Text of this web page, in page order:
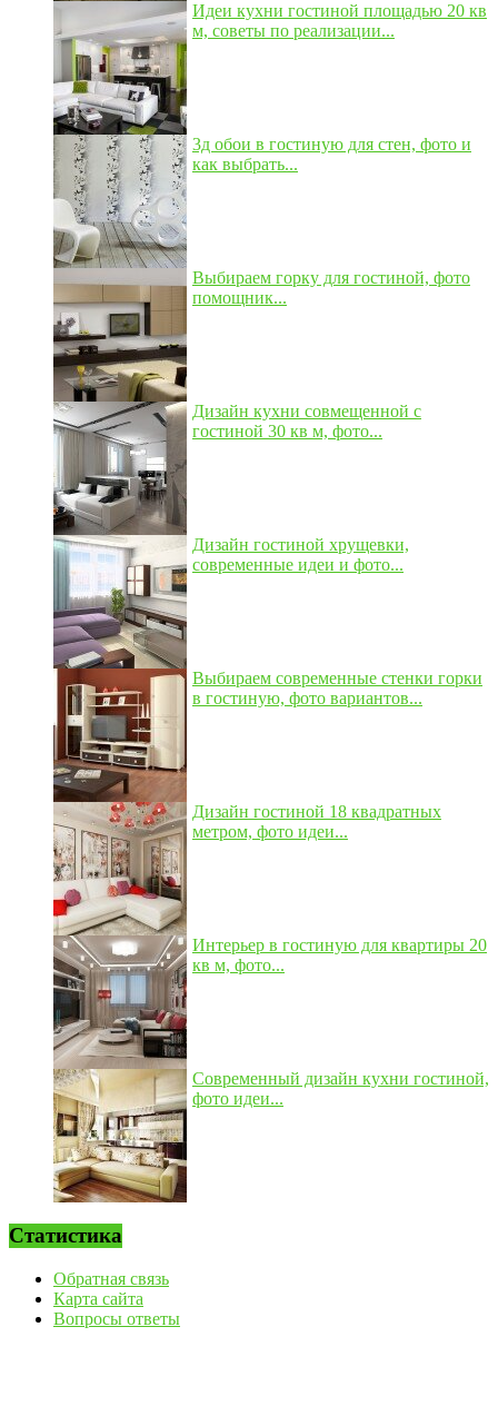
Идеи кухни гостиной площадью 20 кв
м, советы по реализации...
3д обои в гостиную для стен, фото и
как выбрать...
Выбираем горку для гостиной, фото
помощник...
Дизайн кухни совмещенной с
гостиной 30 кв м, фото...
Дизайн гостиной хрущевки,
современные идеи и фото...
Выбираем современные стенки горки
в гостиную, фото вариантов...
Дизайн гостиной 18 квадратных
метром, фото идеи...
Интерьер в гостиную для квартиры 20
кв м, фото...
Современный дизайн кухни гостиной,
фото идеи...
Статистика
Обратная связь
Карта сайта
Вопросы ответы